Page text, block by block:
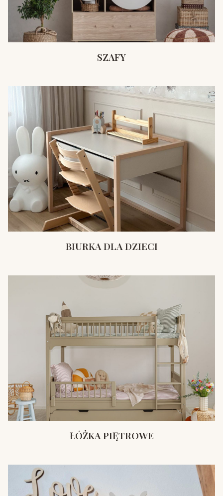
SZAFY
BIURKA DLA DZIECI
ŁÓŻKA PIĘTROWE